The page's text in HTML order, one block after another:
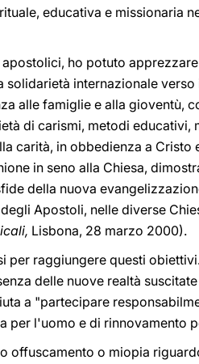
educativa e missionaria
ho potuto
internazionale
alle famiglie e alla gioventù,
di carismi, metodi educativi,
carità, in obbedienza a Cristo
in seno alla Chiesa,
della nuova
Apostoli, nelle diverse
Lisbona, 28 marzo 2000).
per raggiungere questi
delle nuove realtà
a "partecipare
per l'uomo e di rinnovamento
offuscamento o miopia